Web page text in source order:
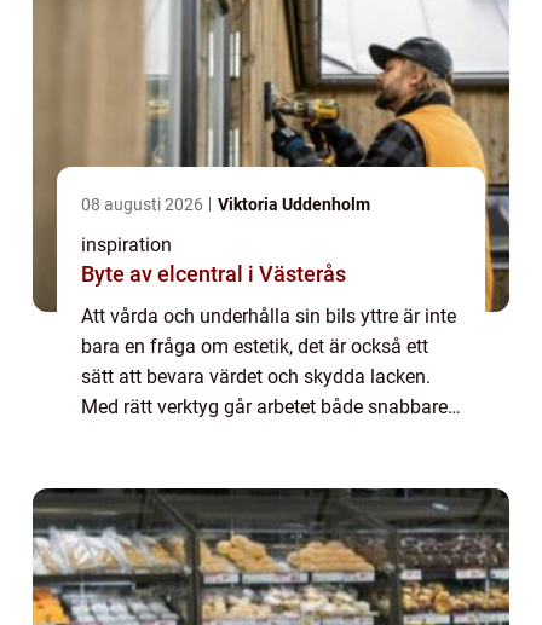
08 augusti 2026 Viktoria Uddenholm
inspiration
Byte av elcentral i Västerås
Att vårda och underhålla sin bils yttre är inte
bara en fråga om estetik, det är också ett
sätt att bevara värdet och skydda lacken.
Med rätt verktyg går arbetet både snabbare